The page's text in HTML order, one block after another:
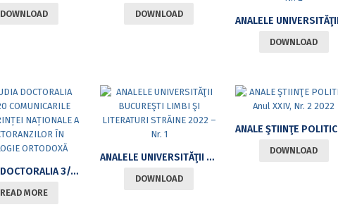
DOWNLOAD DOWNLOAD
DOWNLOAD
STUDIA DOCTORALIA 3/2020 COMUNICARILE CONFERINȚEI NAȚIONALE A DOCTORANZILOR ÎN TEOLOGIE ORTODOXĂ
READ MORE
ANALELE UNIVERSITĂŢII BUCUREŞTI LIMBI ŞI LITERATURI STRĂINE 2022 – NR. 1
DOWNLOAD
DOWNLOAD